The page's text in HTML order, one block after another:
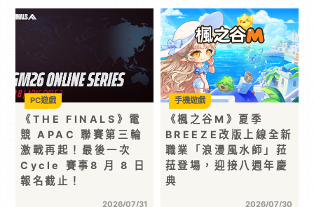
《THE FINALS》電
競 APAC 聯賽第三輪
激戰再起！最後一次
Cycle 賽事8 月 8 日
報名截止！
2026/07/31
PC遊戲
《楓之谷M》夏季
BREEZE改版上線全新
職業「浪漫風水師」菈
菈登場，迎接八週年慶
典
2026/07/30
手機遊戲